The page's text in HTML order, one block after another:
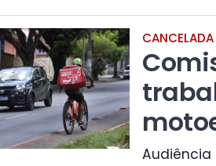
CANCELADA
Audiência